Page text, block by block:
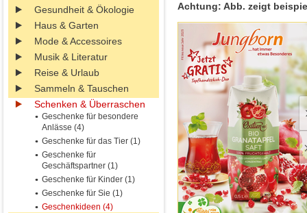
Gesundheit & Ökologie
Haus & Garten
Mode & Accessoires
Musik & Literatur
Reise & Urlaub
Sammeln & Tauschen
Schenken & Überraschen
Geschenke für besondere
Anlässe (4)
Geschenke für das Tier (1)
Geschenke für
Geschäftspartner (1)
Geschenke für Kinder (1)
Geschenke für Sie (1)
Geschenkideen (4)
Achtung: Abb. zeigt